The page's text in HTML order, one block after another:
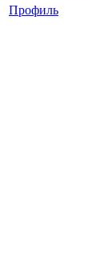
Профиль